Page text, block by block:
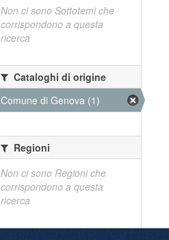
Non ci sono Sottotemi che
corrispondono a questa
ricerca
Cataloghi di origine
Comune di Genova (1)
Regioni
Non ci sono Regioni che
corrispondono a questa
ricerca